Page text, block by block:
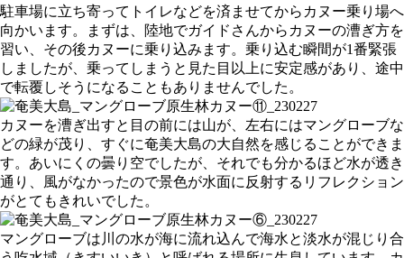
駐車場に立ち寄ってトイレなどを済ませてからカヌー乗り場へ
向かいます。まずは、陸地でガイドさんからカヌーの漕ぎ方を
習い、その後カヌーに乗り込みます。乗り込む瞬間が1番緊張
しましたが、乗ってしまうと見た目以上に安定感があり、途中
で転覆しそうになることもありませんでした。
カヌーを漕ぎ出すと目の前には山が、左右にはマングローブな
どの緑が茂り、すぐに奄美大島の大自然を感じることができま
す。あいにくの曇り空でしたが、それでも分かるほど水が透き
通り、風がなかったので景色が水面に反射するリフレクション
がとてもきれいでした。
マングローブは川の水が海に流れ込んで海水と淡水が混じり合